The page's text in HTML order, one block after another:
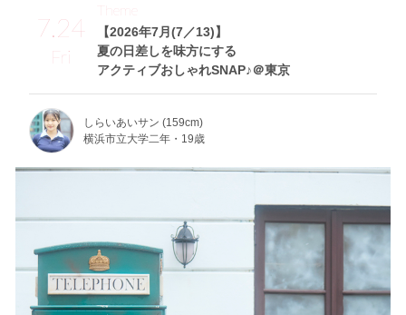
7.24
Fri
【2026年7月(7／13)】
夏の日差しを味方にする
アクティブおしゃれSNAP♪＠東京
Theme
しらいあいサン (159cm)
横浜市立大学二年・19歳